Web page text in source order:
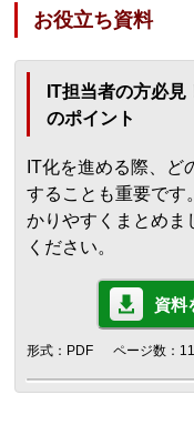
お役立ち資料
IT担当者の方必
のポイント
IT化を進める際、ど
することも重要です
かりやすくまとめま
ください。
資料
形式：PDF ページ数：